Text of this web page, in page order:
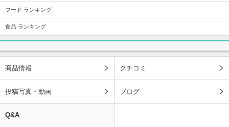
フード ランキング
食品 ランキング
商品情報 クチコミ
投稿写真・動画 ブログ
Q&A